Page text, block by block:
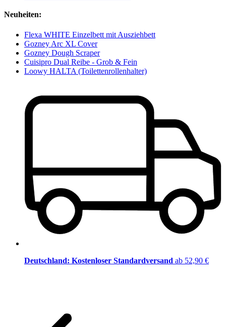
Neuheiten:
Flexa WHITE Einzelbett mit Ausziehbett
Gozney Arc XL Cover
Gozney Dough Scraper
Cuisipro Dual Reibe - Grob & Fein
Loowy HALTA (Toilettenrollenhalter)
Deutschland: Kostenloser Standardversand ab 52,90 €